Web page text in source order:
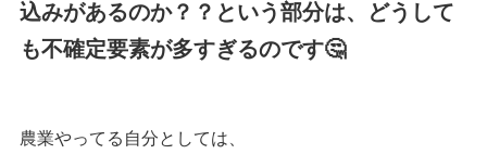
込みがあるのか？？という部分は、どうして
も不確定要素が多すぎるのです🤔
農業やってる自分としては、